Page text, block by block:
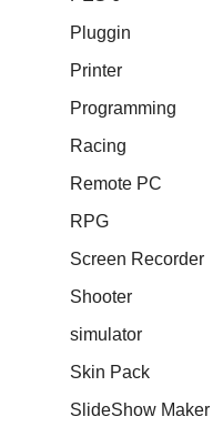
Pluggin
Printer
Programming
Racing
Remote PC
RPG
Screen Recorder
Shooter
simulator
Skin Pack
SlideShow Maker